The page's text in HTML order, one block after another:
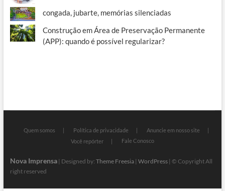
congada, jubarte, memórias silenciadas
Construção em Área de Preservação Permanente
(APP): quando é possível regularizar?
Quem somos Política de privacidade
Anuncie em nosso site
Você repórter
Fale Conosco
Nova Imprensa| Designed by: Theme Freesia| WordPress| © Copyright All
right reserved